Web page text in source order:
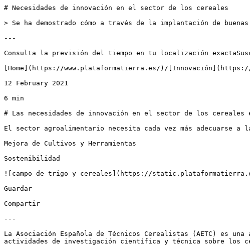
# Necesidades de innovación en el sector de los cereales
> Se ha demostrado cómo a través de la implantación de
---
Consulta la previsión del tiempo en tu localización
[Home](https://www.plataformatierra.es/)/
12 February 2021
6 min
# Las necesidades de innovación en el sector de los cereales
El sector agroalimentario necesita cada vez más adecuarse a
Mejora de Cultivos y Herramientas
Sostenibilidad
![campo de trigo y cereales](https://
Guardar
Compartir
---
La Asociación Española de Técnicos Cerealistas (AETC) es
actividades de investigación científica y técnica sobre los